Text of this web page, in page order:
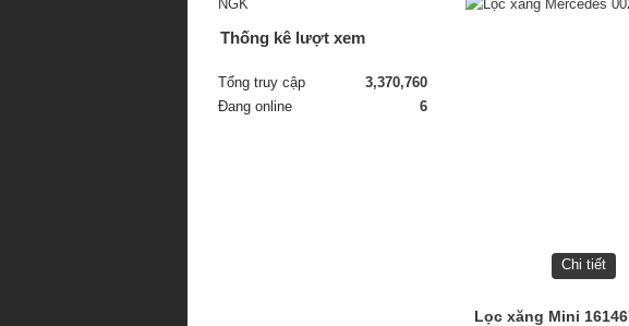
Chi tiết
Lọc xăng Mini
Thống kê lượt xem
Tổng truy cập
3,370,760
Đang online
6